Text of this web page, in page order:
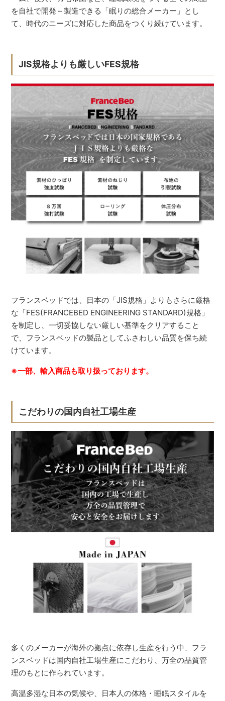
を自社で開発～製造できる「眠りの総合メーカー」とし
て、時代のニーズに対応した商品をつくり続けています。
JIS規格よりも厳しいFES規格
フランスベッドでは、日本の「JIS規格」よりもさらに厳格
な「FES(FRANCEBED ENGINEERING STANDARD)規格」
を制定し、一切妥協しない厳しい基準をクリアすること
で、フランスベッドの製品としてふさわしい品質を保ち続
けています。
※一部、輸入商品も取り扱っております。
こだわりの国内自社工場生産
多くのメーカーが海外の拠点に依存し生産を行う中、フラ
ンスベッドは国内自社工場生産にこだわり、万全の品質管
理のもとに作られています。
高温多湿な日本の気候や、日本人の体格・睡眠スタイルを